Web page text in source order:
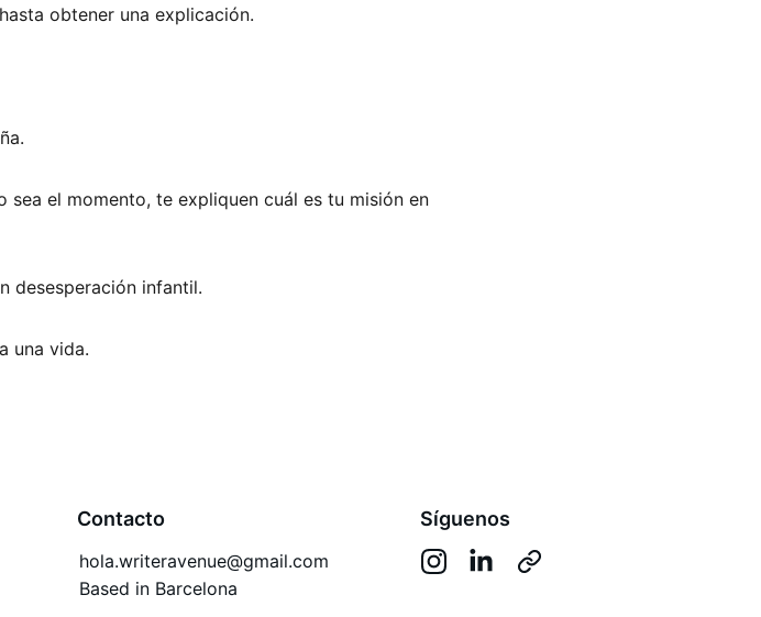
obtener una explicación.
el momento, te expliquen cuál es tu misión en
desesperación infantil.
una vida.
Contacto
hola.writeravenue@gmail.com
Síguenos
Based in Barcelona